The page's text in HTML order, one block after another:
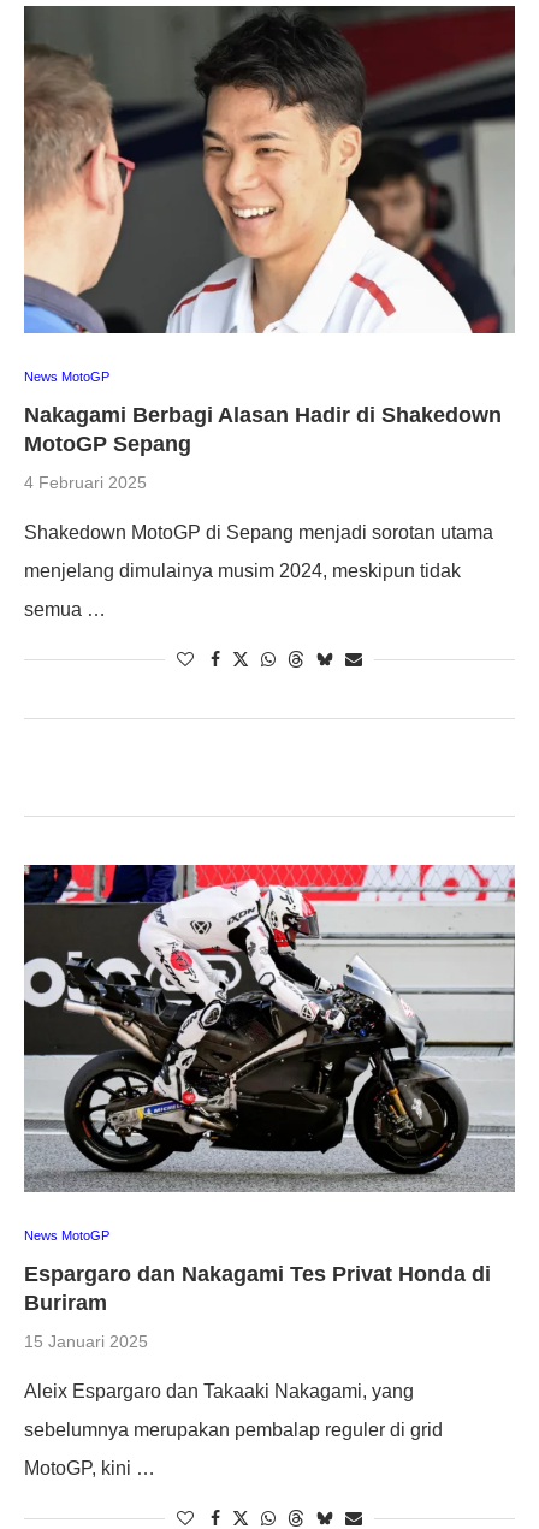
News MotoGP
Nakagami Berbagi Alasan Hadir di Shakedown
MotoGP Sepang
4 Februari 2025
Shakedown MotoGP di Sepang menjadi sorotan utama
menjelang dimulainya musim 2024, meskipun tidak
semua …
News MotoGP
Espargaro dan Nakagami Tes Privat Honda di
Buriram
15 Januari 2025
Aleix Espargaro dan Takaaki Nakagami, yang
sebelumnya merupakan pembalap reguler di grid
MotoGP, kini …